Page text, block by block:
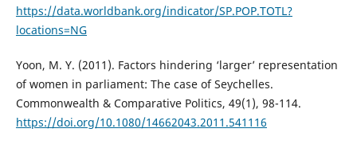
https://data.worldbank.org/indicator/SP.POP.TOTL?
locations=NG
Yoon, M. Y. (2011). Factors hindering ‘larger’ representation
of women in parliament: The case of Seychelles.
Commonwealth & Comparative Politics, 49(1), 98-114.
https://doi.org/10.1080/14662043.2011.541116